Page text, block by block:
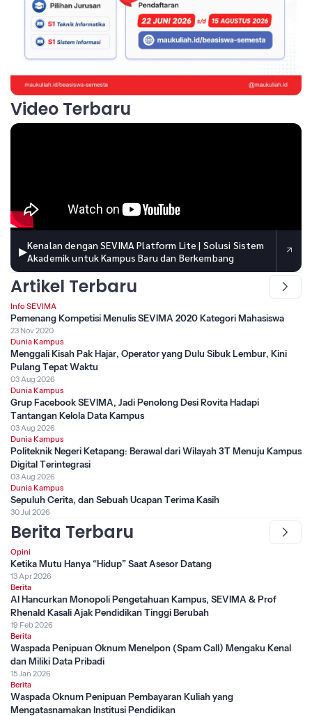
Video Terbaru
▶Kenalan dengan SEVIMA Platform Lite | Solusi Sistem
Akademik untuk Kampus Baru dan Berkembang
Artikel Terbaru
Info SEVIMA
Pemenang Kompetisi Menulis SEVIMA 2020 Kategori Mahasiswa
23 Nov 2020
Dunia Kampus
Menggali Kisah Pak Hajar, Operator yang Dulu Sibuk Lembur, Kini
Pulang Tepat Waktu
03 Aug 2026
Dunia Kampus
Grup Facebook SEVIMA, Jadi Penolong Desi Rovita Hadapi
Tantangan Kelola Data Kampus
03 Aug 2026
Dunia Kampus
Politeknik Negeri Ketapang: Berawal dari Wilayah 3T Menuju Kampus
Digital Terintegrasi
03 Aug 2026
Dunia Kampus
Sepuluh Cerita, dan Sebuah Ucapan Terima Kasih
30 Jul 2026
Berita Terbaru
Opini
Ketika Mutu Hanya “Hidup” Saat Asesor Datang
13 Apr 2026
Berita
AI Hancurkan Monopoli Pengetahuan Kampus, SEVIMA & Prof
Rhenald Kasali Ajak Pendidikan Tinggi Berubah
19 Feb 2026
Berita
Waspada Penipuan Oknum Menelpon (Spam Call) Mengaku Kenal
dan Miliki Data Pribadi
15 Jan 2026
Berita
Waspada Oknum Penipuan Pembayaran Kuliah yang
Mengatasnamakan Institusi Pendidikan